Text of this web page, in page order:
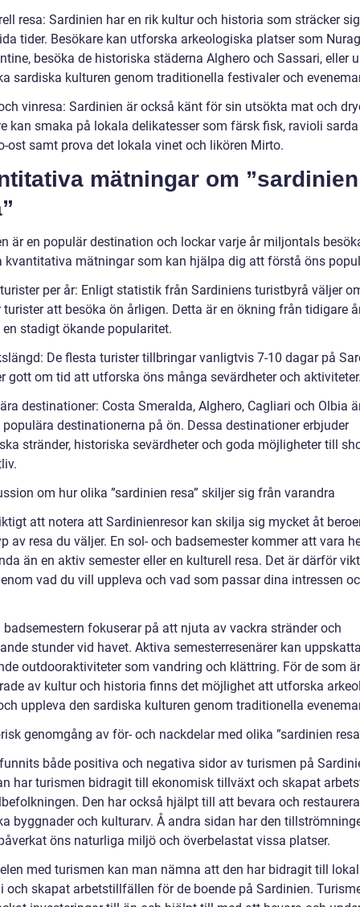
resa: Sardinien har en rik kultur och historia som sträcker
tider. Besökare kan utforska arkeologiska platser som
besöka de historiska städerna Alghero och Sassari, eller
sardiska kulturen genom traditionella festivaler och
vinresa: Sardinien är också känt för sin utsökta mat och
kan smaka på lokala delikatesser som färsk fisk, ravioli
ost samt prova det lokala vinet och likören Mirto.
mätningar om ”sardinien
är en populär destination och lockar varje år miljontals
kvantitativa mätningar som kan hjälpa dig att förstå öns
per år: Enligt statistik från Sardiniens turistbyrå väljer
att besöka ön årligen. Detta är en ökning från tidigare
stadigt ökande popularitet.
De flesta turister tillbringar vanligtvis 7-10 dagar på
gott om tid att utforska öns många sevärdheter och
destinationer: Costa Smeralda, Alghero, Cagliari och Olbia
populära destinationerna på ön. Dessa destinationer erbjuder
stränder, historiska sevärdheter och goda möjligheter till
om hur olika ”sardinien resa” skiljer sig från varandra
att notera att Sardinienresor kan skilja sig mycket åt
av resa du väljer. En sol- och badsemester kommer att vara
än en aktiv semester eller en kulturell resa. Det är därför
vad du vill uppleva och vad som passar dina intressen
badsemestern fokuserar på att njuta av vackra stränder och
stunder vid havet. Aktiva semesterresenärer kan
outdooraktiviteter som vandring och klättring. För de som är
av kultur och historia finns det möjlighet att utforska
uppleva den sardiska kulturen genom traditionella
genomgång av för- och nackdelar med olika ”sardinien
både positiva och negativa sidor av turismen på
har turismen bidragit till ekonomisk tillväxt och skapat
Den har också hjälpt till att bevara och restaurera
byggnader och kulturarv. Å andra sidan har den
öns naturliga miljö och överbelastat vissa platser.
med turismen kan man nämna att den har bidragit till lokal
och skapat arbetstillfällen för de boende på Sardinien.